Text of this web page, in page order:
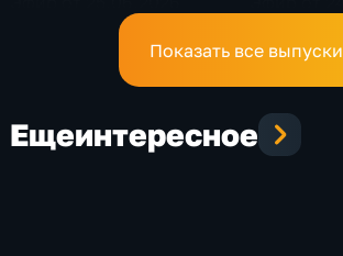
Показать все выпуски
Ещеинтересное